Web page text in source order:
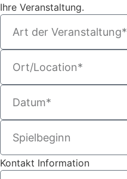
Ihre Veranstaltung.
Kontakt Information